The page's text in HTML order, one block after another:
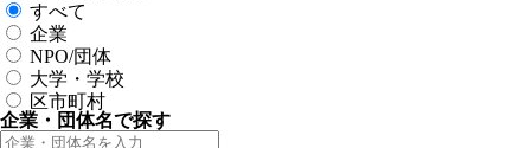
すべて
企業
NPO/団体
大学・学校
区市町村
企業・団体名で探す